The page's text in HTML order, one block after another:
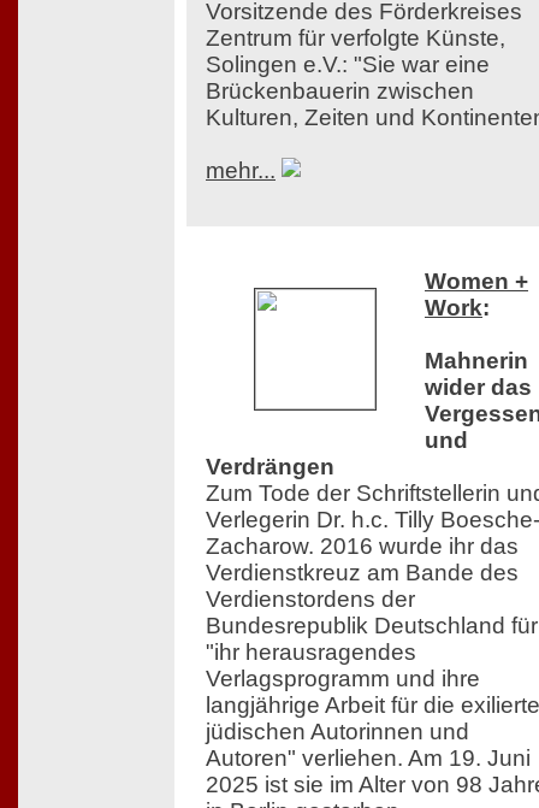
Vorsitzende des Förderkreises
Zentrum für verfolgte Künste,
Solingen e.V.: "Sie war eine
Brückenbauerin zwischen
Kulturen, Zeiten und
mehr...
Women +
Work:
Mahnerin
wider das
und
Verdrängen
Zum Tode der Schriftstellerin
Verlegerin Dr. h.c. Tilly Boesche-
Zacharow. 2016 wurde ihr das
Verdienstkreuz am Bande des
Verdienstordens der
Bundesrepublik Deutschland für
"ihr herausragendes
Verlagsprogramm und ihre
langjährige Arbeit für die
jüdischen Autorinnen und
Autoren" verliehen. Am 19. Juni
2025 ist sie im Alter von 98